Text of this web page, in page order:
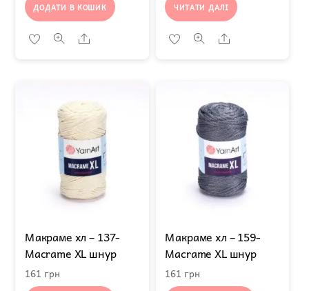
ДОДАТИ В КОШИК
Share
ЧИТАТИ ДАЛІ
Share
Макраме хл – 137-
Macrame XL шнур
161 грн
Макраме хл – 159-
Macrame XL шнур
161 грн